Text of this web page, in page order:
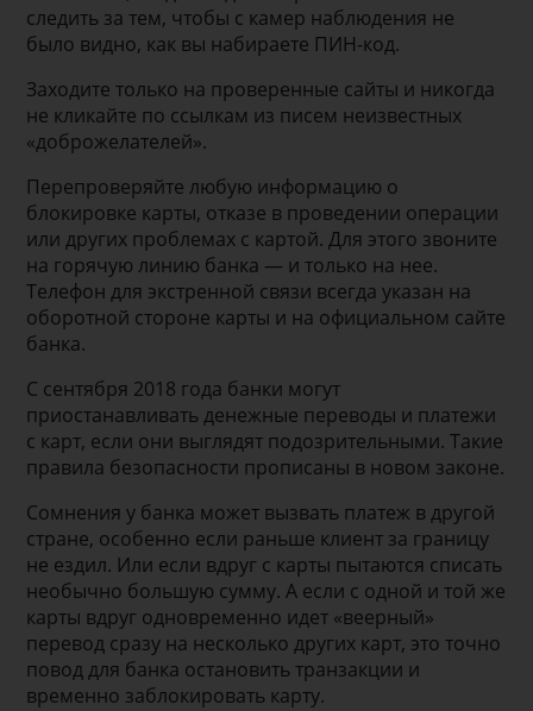
следить за тем, чтобы с камер наблюдения не
было видно, как вы набираете ПИН-код.
Заходите только на проверенные сайты и никогда
не кликайте по ссылкам из писем неизвестных
«доброжелателей».
Перепроверяйте любую информацию о
блокировке карты, отказе в проведении операции
или других проблемах с картой. Для этого звоните
на горячую линию банка — и только на нее.
Телефон для экстренной связи всегда указан на
оборотной стороне карты и на официальном сайте
банка.
С сентября 2018 года банки могут
приостанавливать денежные переводы и платежи
с карт, если они выглядят подозрительными. Такие
правила безопасности прописаны в новом законе.
Сомнения у банка может вызвать платеж в другой
стране, особенно если раньше клиент за границу
не ездил. Или если вдруг с карты пытаются списать
необычно большую сумму. А если с одной и той же
карты вдруг одновременно идет «веерный»
перевод сразу на несколько других карт, это точно
повод для банка остановить транзакции и
временно заблокировать карту.